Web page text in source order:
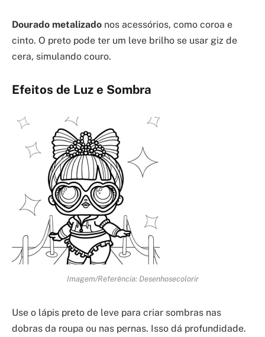
Dourado metalizado nos acessórios, como coroa e
cinto. O preto pode ter um leve brilho se usar giz de
cera, simulando couro.
Efeitos de Luz e Sombra
Imagem/Referência: Desenhosecolorir
Use o lápis preto de leve para criar sombras nas
dobras da roupa ou nas pernas. Isso dá profundidade.